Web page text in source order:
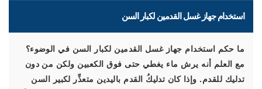
استخدام جهاز غسل القدمين لكبار السن
ما حكم استخدام جهاز غسل القدمين لكبار السن في الوضوء؟
مع العلم أنه يرش ماء يغطي حتى فوق الكعبين ولكن من دون
تدليك للقدم. وإذا كان تدليكُ القدم باليدين متعذِّر لكبير السن